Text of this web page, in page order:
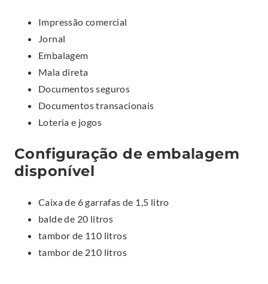
Impressão comercial
Jornal
Embalagem
Mala direta
Documentos seguros
Documentos transacionais
Loteria e jogos
Configuração de embalagem
disponível
Caixa de 6 garrafas de 1,5 litro
balde de 20 litros
tambor de 110 litros
tambor de 210 litros